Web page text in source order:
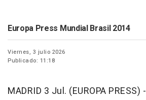
Europa Press Mundial Brasil 2014
Viernes, 3 julio 2026
Publicado: 11:18
MADRID 3 Jul. (EUROPA PRESS) -